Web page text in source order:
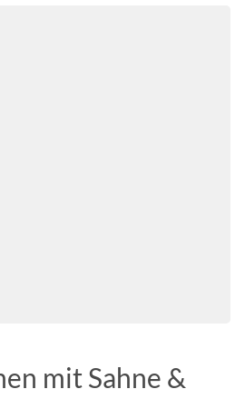
mit Sahne &